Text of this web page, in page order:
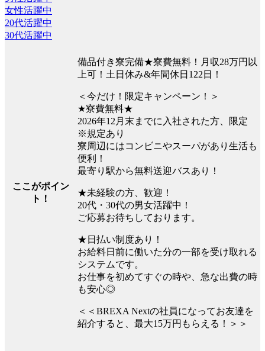
女性活躍中
20代活躍中
30代活躍中
ここがポイン
ト！
備品付き寮完備★寮費無料！月収28万円以
上可！土日休み&年間休日122日！
＜今だけ！限定キャンペーン！＞
★寮費無料★
2026年12月末までに入社された方、限定
※規定あり
寮周辺にはコンビニやスーパがあり生活も
便利！
最寄り駅から無料送迎バスあり！
★未経験の方、歓迎！
20代・30代の男女活躍中！
ご応募お待ちしております。
★日払い制度あり！
お給料日前に働いた分の一部を受け取れる
システムです。
お仕事を初めてすぐの時や、急な出費の時
も安心◎
＜＜BREXA Nextの社員になってお友達を
紹介すると、最大15万円もらえる！＞＞